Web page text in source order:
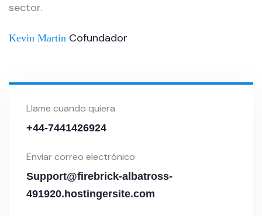
sector.
Kevin Martin Cofundador
Llame cuando quiera
+44-7441426924
Enviar correo electrónico
Support@firebrick-albatross-
491920.hostingersite.com